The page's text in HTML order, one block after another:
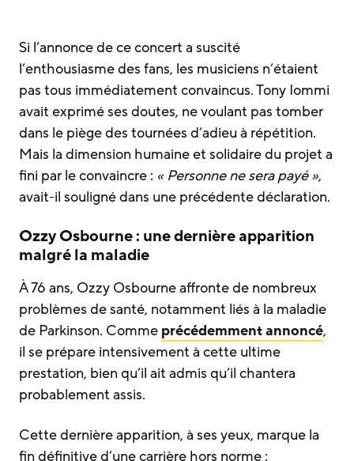
Si l’annonce de ce concert a suscité
l’enthousiasme des fans, les musiciens n’étaient
pas tous immédiatement convaincus. Tony Iommi
avait exprimé ses doutes, ne voulant pas tomber
dans le piège des tournées d’adieu à répétition.
Mais la dimension humaine et solidaire du projet a
fini par le convaincre : « Personne ne sera payé »,
avait-il souligné dans une précédente déclaration.
Ozzy Osbourne : une dernière apparition
malgré la maladie
À 76 ans, Ozzy Osbourne affronte de nombreux
problèmes de santé, notamment liés à la maladie
de Parkinson. Comme précédemment annoncé,
il se prépare intensivement à cette ultime
prestation, bien qu’il ait admis qu’il chantera
probablement assis.
Cette dernière apparition, à ses yeux, marque la
fin définitive d’une carrière hors norme :